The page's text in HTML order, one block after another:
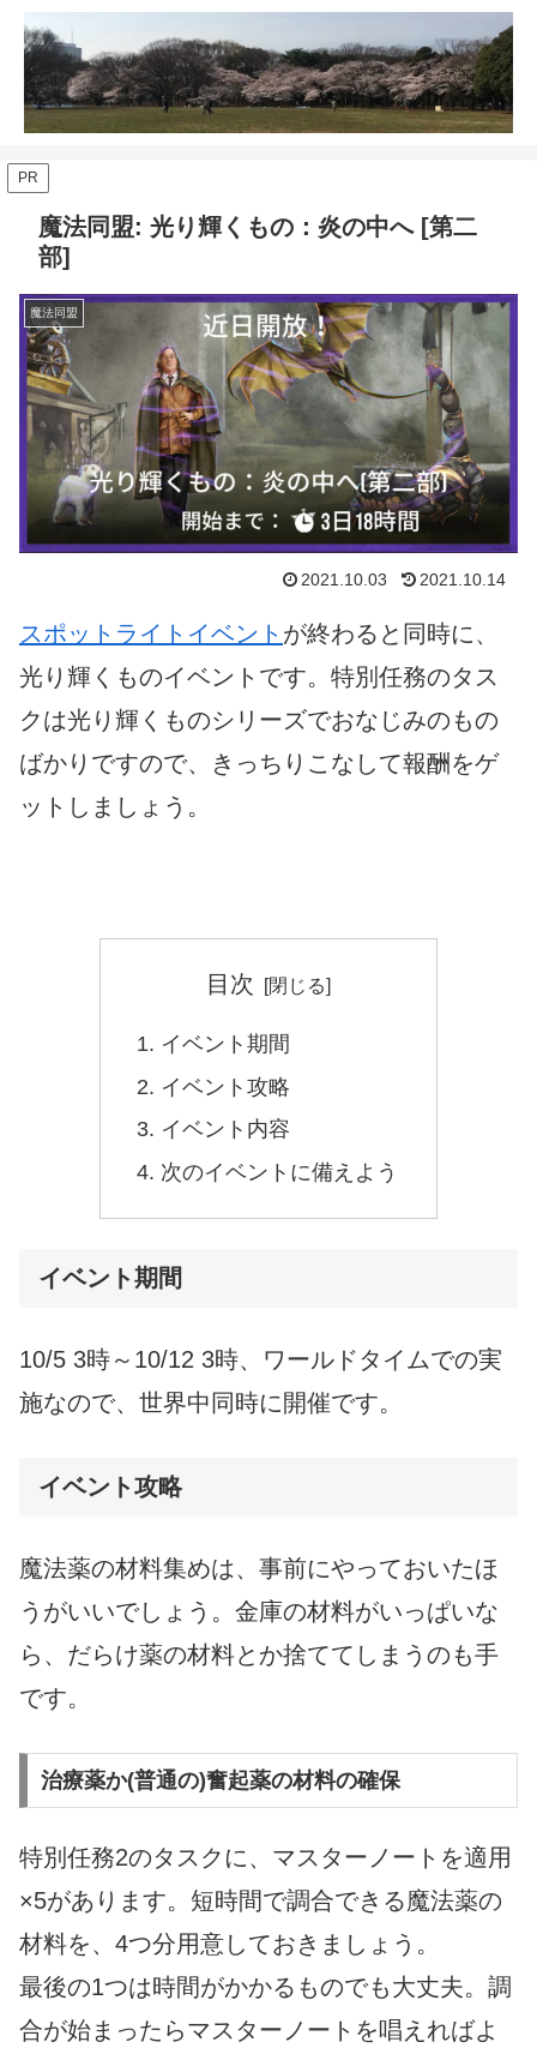
PR
魔法同盟: 光り輝くもの：炎の中へ [第二
部]
魔法同盟
2021.10.03 2021.10.14
スポットライトイベント が終わると同時に、
光り輝くものイベントです。特別任務のタス
クは光り輝くものシリーズでおなじみのもの
ばかりですので、きっちりこなして報酬をゲ
ットしましょう。
目次
イベント期間
イベント攻略
イベント内容
次のイベントに備えよう
イベント期間
10/5 3時～10/12 3時、ワールドタイムでの実
施なので、世界中同時に開催です。
イベント攻略
魔法薬の材料集めは、事前にやっておいたほ
うがいいでしょう。金庫の材料がいっぱいな
ら、だらけ薬の材料とか捨ててしまうのも手
です。
治療薬か(普通の)奮起薬の材料の確保
特別任務2のタスクに、マスターノートを適用
×5があります。短時間で調合できる魔法薬の
材料を、4つ分用意しておきましょう。
最後の1つは時間がかかるものでも大丈夫。調
合が始まったらマスターノートを唱えればよ